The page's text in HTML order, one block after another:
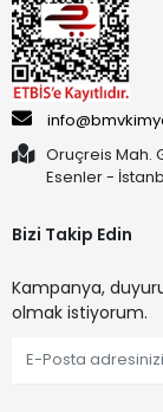
Oruçreis Mah.
Esenler -
Bizi Takip Edin
Kampanya,
olmak istiyorum.